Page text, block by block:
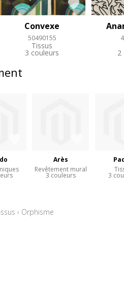
Convexe
50490155
Tissus
3 couleurs 2
Arès
Revêtement mural
3 couleurs 3
› Orphisme